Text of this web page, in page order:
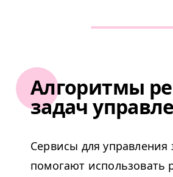
Алгоритмы
задач
Сервисы для управления
помогают использовать